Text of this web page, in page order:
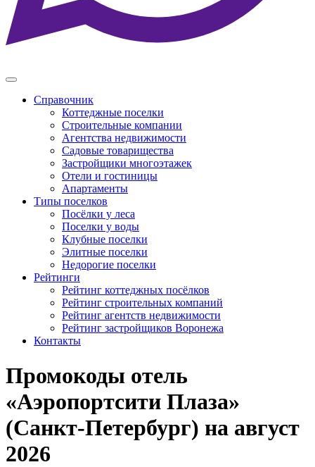
Справочник
Коттеджные поселки
Строительные компании
Агентства недвижимости
Садовые товарищества
Застройщики многоэтажек
Отели и гостиницы
Апартаменты
Типы поселков
Посёлки у леса
Поселки у воды
Клубные поселки
Элитные поселки
Недорогие поселки
Рейтинги
Рейтинг коттеджных посёлков
Рейтинг строительных компаний
Рейтинг агентств недвижимости
Рейтинг застройщиков Воронежа
Контакты
Промокоды отель
«Аэропортсити Плаза»
(Санкт-Петербург) на август
2026